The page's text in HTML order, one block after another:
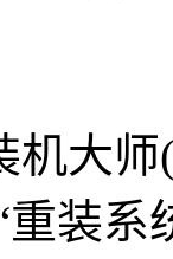
大师(
装系